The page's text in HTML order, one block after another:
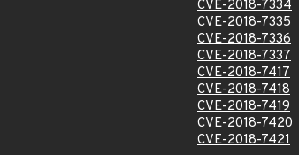
CVE-2018-7334
CVE-2018-7335
CVE-2018-7336
CVE-2018-7337
CVE-2018-7417
CVE-2018-7418
CVE-2018-7419
CVE-2018-7420
CVE-2018-7421